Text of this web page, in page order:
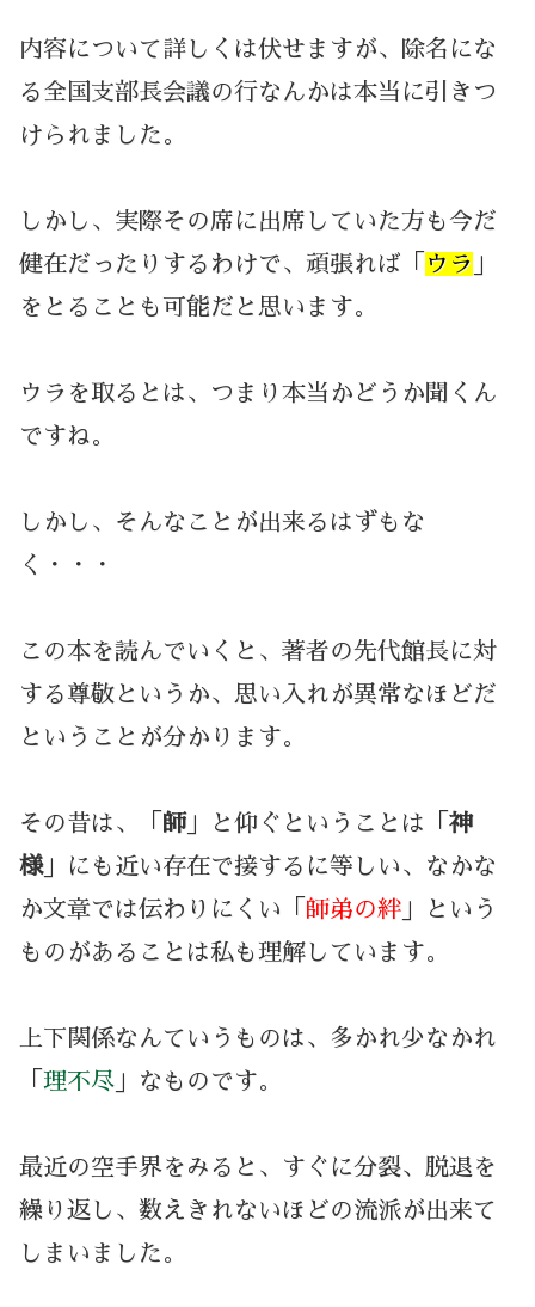
内容について詳しくは伏せますが、除名にな
る全国支部長会議の行なんかは本当に引きつ
けられました。
しかし、実際その席に出席していた方も今だ
健在だったりするわけで、頑張れば「 ウラ 」
をとることも可能だと思います。
ウラを取るとは、つまり本当かどうか聞くん
ですね。
しかし、そんなことが出来るはずもな
く・・・
この本を読んでいくと、著者の先代館長に対
する尊敬というか、思い入れが異常なほどだ
ということが分かります。
その昔は、「 師 」と仰ぐということは「 神
様」にも近い存在で接するに等しい、なかな
か文章では伝わりにくい「 師弟の絆 」という
ものがあることは私も理解しています。
上下関係なんていうものは、多かれ少なかれ
「 理不尽 」なものです。
最近の空手界をみると、すぐに分裂、脱退を
繰り返し、数えきれないほどの流派が出来て
しまいました。